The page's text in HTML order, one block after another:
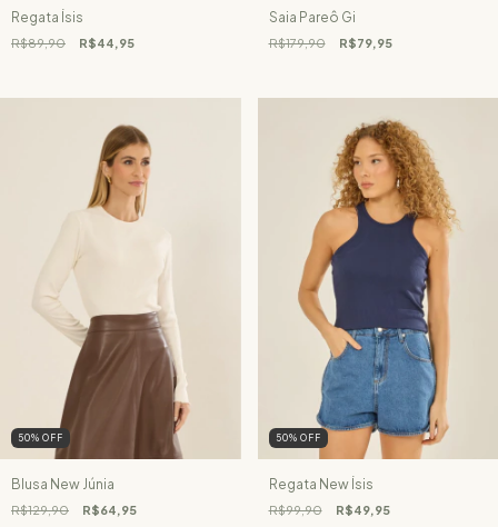
Regata Ísis
R$89,90 R$44,95
Saia Pareô Gi
R$179,90 R$79,95
50% OFF
Blusa New Júnia
R$129,90 R$64,95
50% OFF
Regata New Ísis
R$99,90 R$49,95